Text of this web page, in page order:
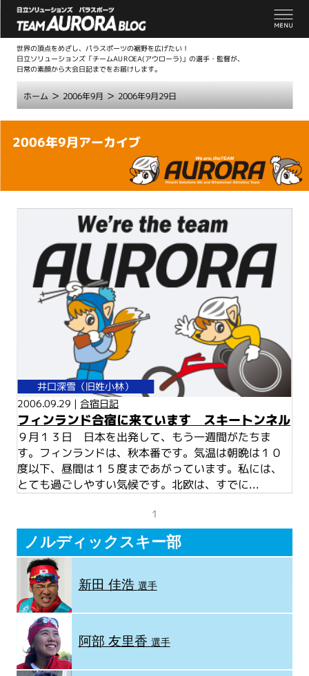
世界の頂点をめざし、パラスポーツの裾野を広げたい！
日立ソリューションズ「チームAUROEA(アウローラ)」の選手・監督が、
日常の素顔から大会日記までをお届けします。
ホーム > 2006年9月 > 2006年9月29日
本
2006年9月アーカイブ
井口深雪（旧姓小林）
2006.09.29 | 合宿日記
フィンランド合宿に来ています スキートンネル
９月１３日 日本を出発して、もう一週間がたちま
す。フィンランドは、秋本番です。気温は朝晩は１０
度以下、昼間は１５度まであがっています。私には、
とても過ごしやすい気候です。北欧は、すでに...
1
ノルディックスキー部
新田 佳浩 選手
阿部 友里香 選手